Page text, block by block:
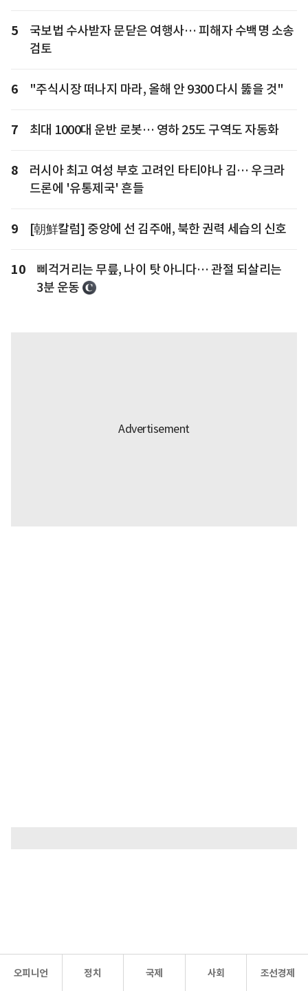
5
국보법 수사받자 문닫은 여행사… 피해자 수백명 소송
검토
6 "주식시장 떠나지 마라, 올해 안 9300 다시 뚫을 것"
7 최대 1000대 운반 로봇… 영하 25도 구역도 자동화
8
러시아 최고 여성 부호 고려인 타티야나 김… 우크라
드론에 '유통제국' 흔들
9 [朝鮮칼럼] 중앙에 선 김주애, 북한 권력 세습의 신호
10
삐걱거리는 무릎, 나이 탓 아니다… 관절 되살리는
3분 운동
오피니언 정치 국제 사회 조선경제